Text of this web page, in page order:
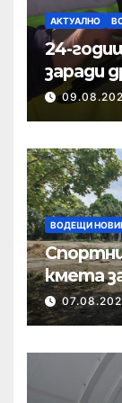
АКТУАЛНО
24-
заради
ВОДЕЩИ
кмета
полк